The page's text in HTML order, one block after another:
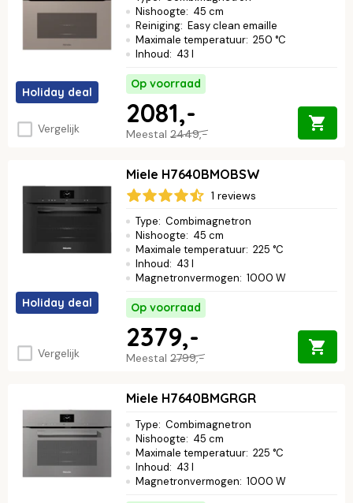
Holiday deal
Vergelijk
Nishoogte: 45 cm
Reiniging: Easy clean emaille
Maximale temperatuur: 250 °C
Inhoud: 43 l
Op voorraad
Meestal 2449,-
2081,-
Holiday deal
Vergelijk
Miele H7640BMOBSW
1 reviews
Type: Combimagnetron
Nishoogte: 45 cm
Maximale temperatuur: 225 °C
Inhoud: 43 l
Magnetronvermogen: 1000 W
Op voorraad
Meestal 2799,-
2379,-
Miele H7640BMGRGR
Type: Combimagnetron
Nishoogte: 45 cm
Maximale temperatuur: 225 °C
Inhoud: 43 l
Magnetronvermogen: 1000 W